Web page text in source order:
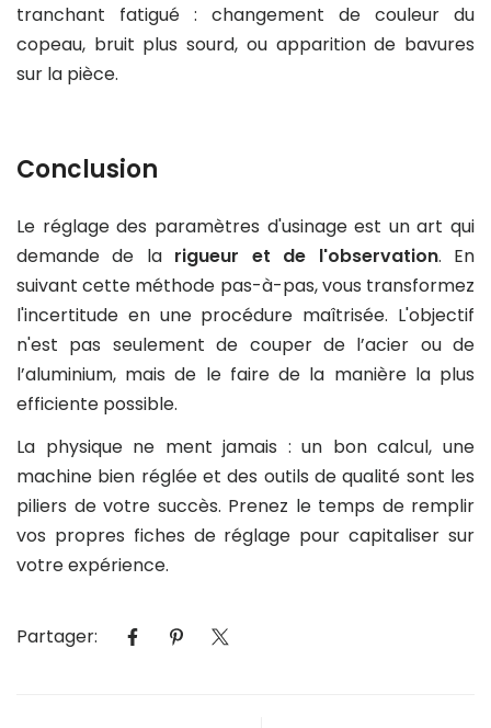
tranchant fatigué : changement de couleur du
copeau, bruit plus sourd, ou apparition de bavures
sur la pièce.
Conclusion
Le réglage des paramètres d'usinage est un art qui
demande de la rigueur et de l'observation. En
suivant cette méthode pas-à-pas, vous transformez
l'incertitude en une procédure maîtrisée. L'objectif
n'est pas seulement de couper de l’acier ou de
l’aluminium, mais de le faire de la manière la plus
efficiente possible.
La physique ne ment jamais : un bon calcul, une
machine bien réglée et des outils de qualité sont les
piliers de votre succès. Prenez le temps de remplir
vos propres fiches de réglage pour capitaliser sur
votre expérience.
Partager: